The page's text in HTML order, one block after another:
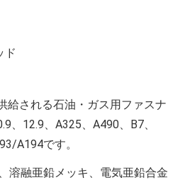
ド
給される石油・ガス用ファスナ
、12.9、A325、A490、B7、
A194です。
溶融亜鉛メッキ、電気亜鉛合金